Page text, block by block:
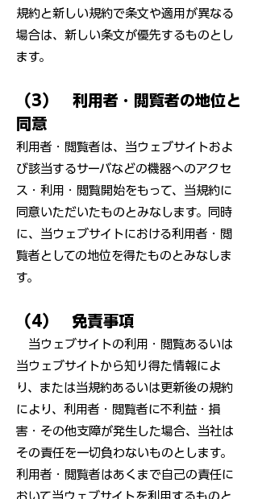
規約と新しい規約で条文や適用が異なる
場合は、新しい条文が優先するものとし
ます。
（3） 利用者・閲覧者の地位と
同意
利用者・閲覧者は、当ウェブサイトおよ
び該当するサーバなどの機器へのアクセ
ス・利用・閲覧開始をもって、当規約に
同意いただいたものとみなします。同時
に、当ウェブサイトにおける利用者・閲
覧者としての地位を得たものとみなしま
す。
（4） 免責事項
当ウェブサイトの利用・閲覧あるいは
当ウェブサイトから知り得た情報によ
り、または当規約あるいは更新後の規約
により、利用者・閲覧者に不利益・損
害・その他支障が発生した場合、当社は
その責任を一切負わないものとします。
利用者・閲覧者はあくまで自己の責任に
おいて当ウェブサイトを利用するものと